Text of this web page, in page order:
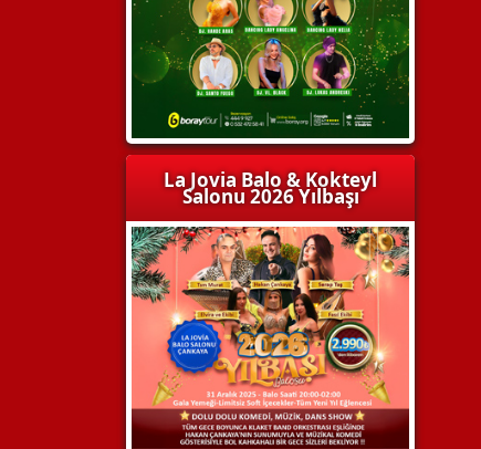
La Jovia Balo & Kokteyl
Salonu 2026 Yılbaşı